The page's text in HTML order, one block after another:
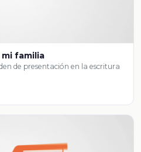
familia
de presentación en la escritura